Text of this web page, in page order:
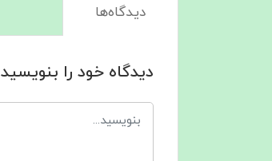
دیدگاه‌ها
دیدگاه خود را بنویسید